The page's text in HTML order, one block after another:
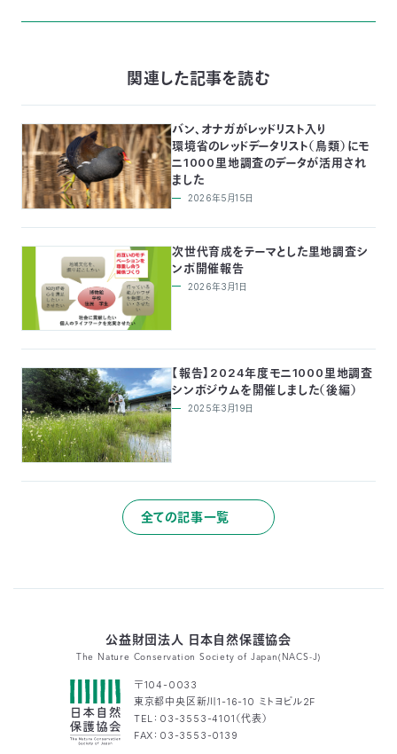
関連した記事を読む
バン、オナガがレッドリスト入り
環境省のレッドデータリスト（鳥類）にモ
ニ1000里地調査のデータが活用され
ました
2026年5月15日
次世代育成をテーマとした里地調査シ
ンポ開催報告
2026年3月1日
【報告】2024年度モニ1000里地調査
シンポジウムを開催しました（後編）
2025年3月19日
全ての記事一覧
公益財団法人 日本自然保護協会
The Nature Conservation Society of Japan(NACS-J)
〒104-0033
東京都中央区新川1-16-10 ミトヨビル2F
TEL：03-3553-4101（代表）
FAX：03-3553-0139